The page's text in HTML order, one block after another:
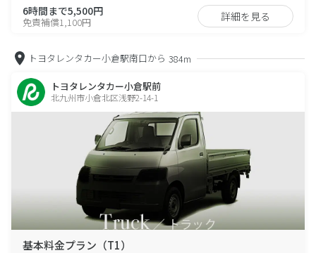
6時間まで5,500円
免責補償1,100円 詳細を見る
トヨタレンタカー小倉駅南口から 384m
トヨタレンタカー小倉駅前
北九州市小倉北区浅野2-14-1
基本料金プラン（T1）